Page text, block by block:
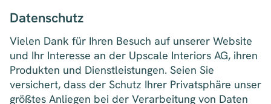
Datenschutz
Vielen Dank für Ihren Besuch auf unserer Website
und Ihr Interesse an der Upscale Interiors AG, ihren
Produkten und Dienstleistungen. Seien Sie
versichert, dass der Schutz Ihrer Privatsphäre unser
größtes Anliegen bei der Verarbeitung von Daten